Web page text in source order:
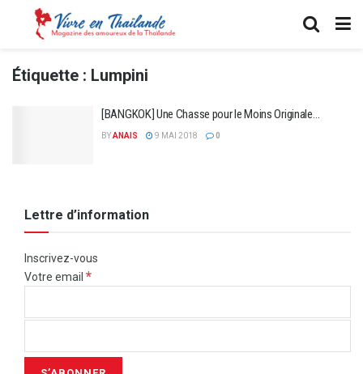
Étiquette : Lumpini
[BANGKOK] Une Chasse pour le Moins Originale…
BYANAIS 9 MAI 2018 0
Lettre d’information
Inscrivez-vous
Votre email *